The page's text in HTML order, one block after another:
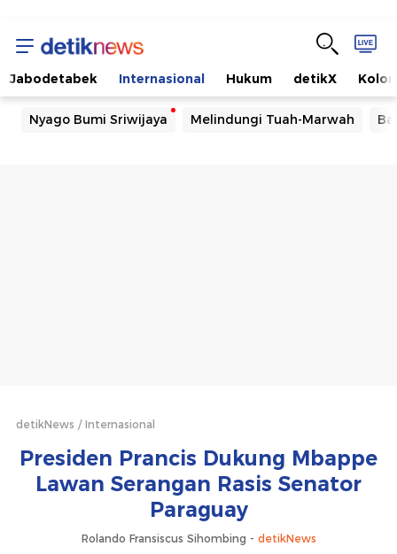
Jabodetabek Internasional Hukum detikX
Nyago Bumi Sriwijaya Melindungi Tuah-Marwah
detikNews Internasional
Presiden Prancis Dukung Mbappe
Lawan Serangan Rasis Senator
Paraguay
Rolando Fransiscus Sihombing - detikNews